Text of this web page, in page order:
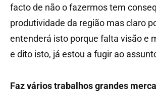
facto de não o fazermos tem
produtividade da região mas claro
entenderá isto porque falta visão e
e dito isto, já estou a fugir ao
Faz vários trabalhos grandes